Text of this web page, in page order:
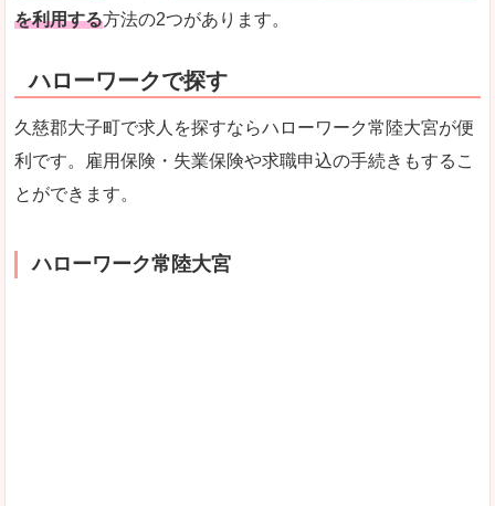
を利用する方法の2つがあります。
ハローワークで探す
久慈郡大子町で求人を探すならハローワーク常陸大宮が便
利です。雇用保険・失業保険や求職申込の手続きもするこ
とができます。
ハローワーク常陸大宮